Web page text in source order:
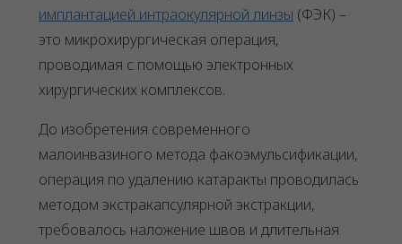
имплантацией интраокулярной линзы (ФЭК) –
это микрохирургическая операция,
проводимая с помощью электронных
хирургических комплексов.
До изобретения современного
малоинвазиного метода факоэмульсификации,
операция по удалению катаракты проводилась
методом экстракапсулярной экстракции,
требовалось наложение швов и длительная